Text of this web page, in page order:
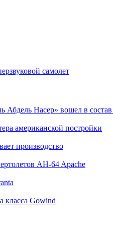
самолет
Абдель Насер» вошел в
американской постройки
производство
AH-64 Apache
класса Gowind